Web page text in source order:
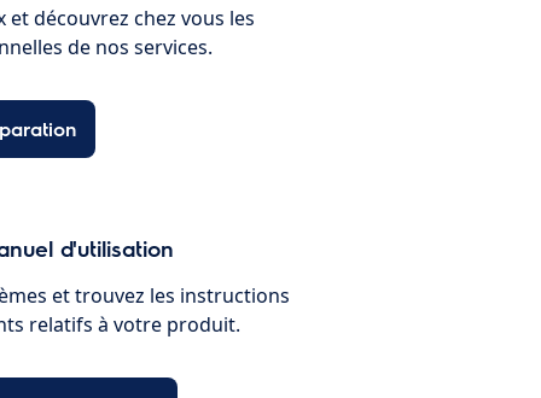
découvrez chez vous les
de nos services.
d'utilisation
et trouvez les instructions
relatifs à votre produit.